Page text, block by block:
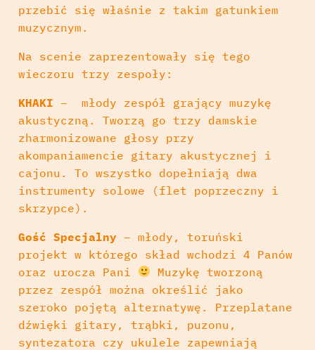
przebić się właśnie z takim gatunkiem
muzycznym.
Na scenie zaprezentowały się tego
wieczoru trzy zespoły:
KHAKI – młody zespół grający muzykę
akustyczną. Tworzą go trzy damskie
zharmonizowane głosy przy
akompaniamencie gitary akustycznej i
cajonu. To wszystko dopełniają dwa
instrumenty solowe (flet poprzeczny i
skrzypce).
Gość Specjalny – młody, toruński
projekt w którego skład wchodzi 4 Panów
oraz urocza Pani
Muzykę tworzoną
przez zespół można określić jako
szeroko pojętą alternatywę. Przeplatane
dźwięki gitary, trąbki, puzonu,
syntezatora czy ukulele zapewniają